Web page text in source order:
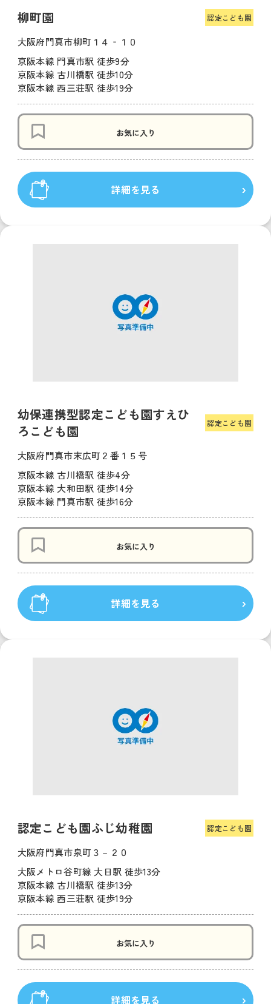
柳町園 認定こども園
大阪府門真市柳町１４‐１０
京阪本線 門真市駅 徒歩9分
京阪本線 古川橋駅 徒歩10分
京阪本線 西三荘駅 徒歩19分
お気に入り
詳細を見る
幼保連携型認定こども園すえひ
ろこども園
認定こども園
大阪府門真市末広町２番１５号
京阪本線 古川橋駅 徒歩4分
京阪本線 大和田駅 徒歩14分
京阪本線 門真市駅 徒歩16分
お気に入り
詳細を見る
認定こども園ふじ幼稚園 認定こども園
大阪府門真市泉町３－２０
大阪メトロ谷町線 大日駅 徒歩13分
京阪本線 古川橋駅 徒歩13分
京阪本線 西三荘駅 徒歩19分
お気に入り
詳細を見る